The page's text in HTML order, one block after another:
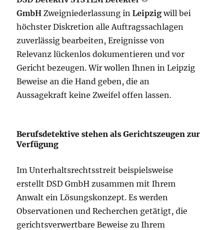
GmbH Zweigniederlassung inLeipzig will bei
höchster Diskretion alle Auftragssachlagen
zuverlässig bearbeiten, Ereignisse von
Relevanz lückenlos dokumentieren und vor
Gericht bezeugen. Wir wollen Ihnen in Leipzig
Beweise an die Hand geben, die an
Aussagekraft keine Zweifel offen lassen.
Berufsdetektive stehen als Gerichtszeugen zur
Verfügung
Im Unterhaltsrechtsstreit beispielsweise
erstellt DSD GmbH zusammen mit Ihrem
Anwalt ein Lösungskonzept. Es werden
Observationen und Recherchen getätigt, die
gerichtsverwertbare Beweise zu Ihrem